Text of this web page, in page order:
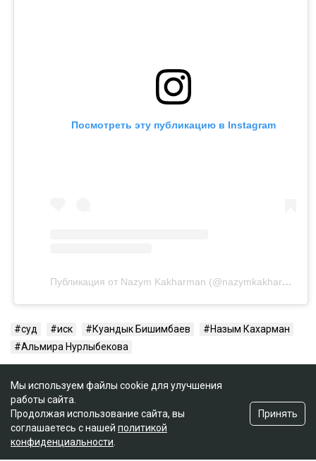
Посмотреть эту публикацию в Instagram
Публикация от Nazym Kakharman (@nazymkakharman)
суд иск Куандык Бишимбаев
Назым Кахарман
Альмира Нурлыбекова
Мы используем файлы cookie для улучшения
работы сайта.
Продолжая использование сайта, вы
соглашаетесь с нашей политикой
конфиденциальности
Принять